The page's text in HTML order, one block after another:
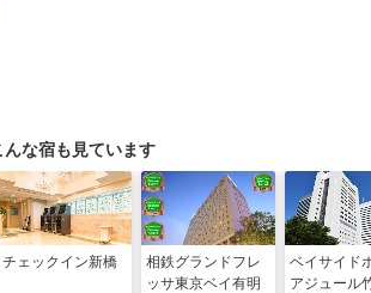
な宿も見ています
チェックイン新橋
相鉄グランドフレ
ッサ東京ベイ有明
ベイサイド
アジュール